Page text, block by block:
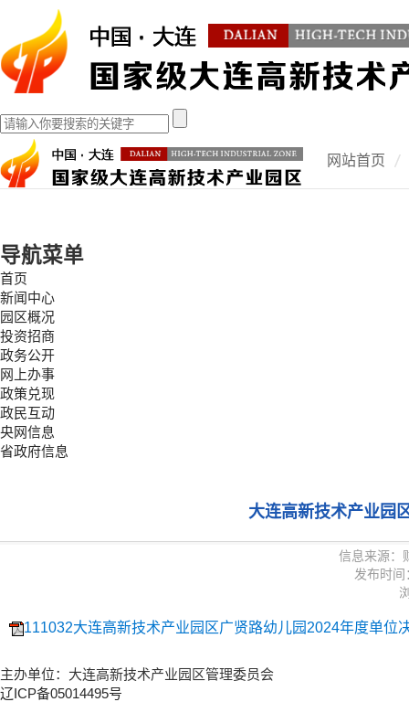
网站首页
导航菜单
首页
新闻中心
园区概况
投资招商
政务公开
网上办事
政策兑现
政民互动
央网信息
省政府信息
大连高新技术产业园
信息来源：
发布时
111032大连高新技术产业园区广贤路幼儿园2024年度单位
主办单位：大连高新技术产业园区管理委员会
辽ICP备05014495号